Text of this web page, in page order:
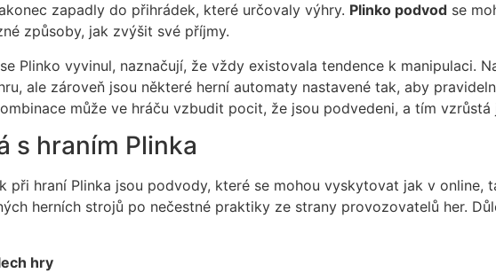
zapadly do přihrádek, které určovaly výhry. Plinko podvod se
způsoby, jak zvýšit své příjmy.
Plinko vyvinul, naznačují, že vždy existovala tendence k manipulaci.
ale zároveň jsou některé herní automaty nastavené tak, aby
může ve hráču vzbudit pocit, že jsou podvedeni, a tím vzrůstá
s hraním Plinka
při hraní Plinka jsou podvody, které se mohou vyskytovat jak v online,
herních strojů po nečestné praktiky ze strany provozovatelů her.
hry